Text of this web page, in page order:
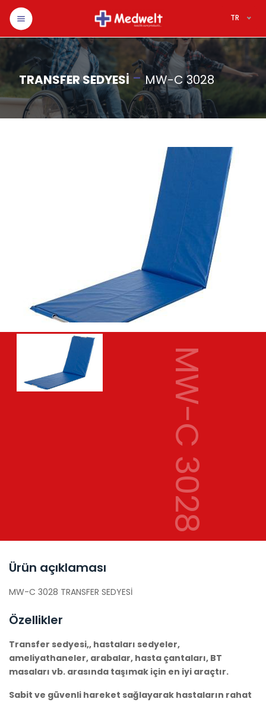
TR
TRANSFER SEDYESİ -MW-C 3028
MW-C 3028
Ürün açıklaması
MW-C 3028 TRANSFER SEDYESİ
Özellikler
Transfer sedyesi,, hastaları sedyeler,
ameliyathaneler, arabalar, hasta çantaları, BT
masaları vb. arasında taşımak için en iyi araçtır.
Sabit ve güvenli hareket sağlayarak hastaların rahat